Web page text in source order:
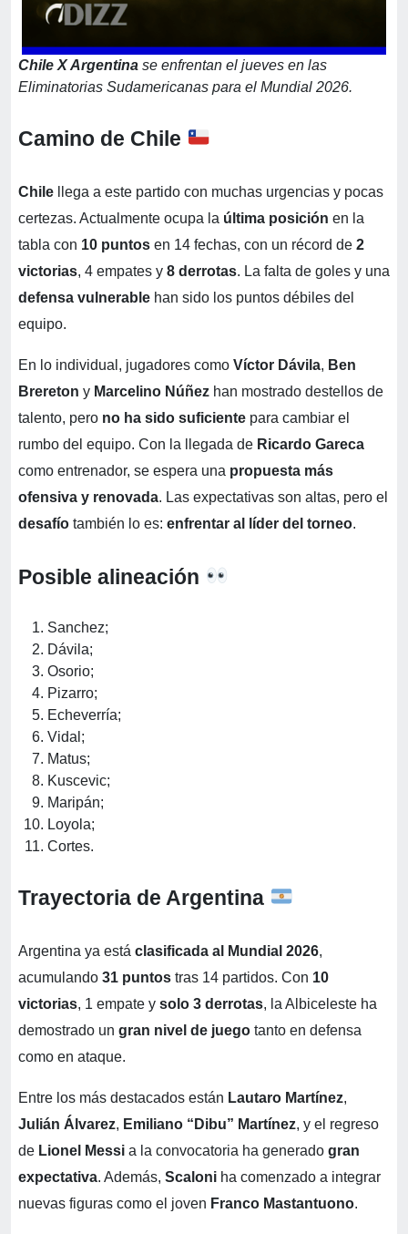
Chile X Argentina se enfrentan el jueves en las
Eliminatorias Sudamericanas para el Mundial 2026.
Camino de Chile
Chile llega a este partido con muchas urgencias y pocas
certezas. Actualmente ocupa la última posición en la
tabla con 10 puntos en 14 fechas, con un récord de 2
victorias, 4 empates y 8 derrotas. La falta de goles y una
defensa vulnerable han sido los puntos débiles del
equipo.
En lo individual, jugadores como Víctor Dávila, Ben
Brereton y Marcelino Núñez han mostrado destellos de
talento, pero no ha sido suficiente para cambiar el
rumbo del equipo. Con la llegada de Ricardo Gareca
como entrenador, se espera una propuesta más
ofensiva y renovada. Las expectativas son altas, pero el
desafío también lo es: enfrentar al líder del torneo.
Posible alineación
Sanchez;
Dávila;
Osorio;
Pizarro;
Echeverría;
Vidal;
Matus;
Kuscevic;
Maripán;
Loyola;
Cortes.
Trayectoria de Argentina
Argentina ya está clasificada al Mundial 2026,
acumulando 31 puntos tras 14 partidos. Con 10
victorias, 1 empate y solo 3 derrotas, la Albiceleste ha
demostrado un gran nivel de juego tanto en defensa
como en ataque.
Entre los más destacados están Lautaro Martínez,
Julián Álvarez, Emiliano “Dibu” Martínez, y el regreso
de Lionel Messi a la convocatoria ha generado gran
expectativa. Además, Scaloni ha comenzado a integrar
nuevas figuras como el joven Franco Mastantuono.